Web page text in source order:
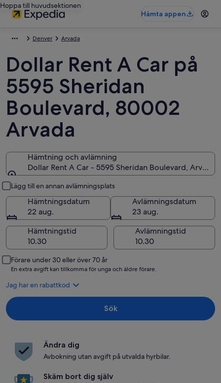
Hoppa till huvudsektionen
Hämta appen
Denver Arvada
Dollar Rent A Car på
5595 Sheridan
Boulevard, 80002
Arvada
Hämtning och avlämning
Dollar Rent A Car - 5595 Sheridan Boulevard,
Lägg till en annan avlämningsplats
Hämtningsdatum
22 aug.
Avlämningsdatum
23 aug.
Hämtningstid
Avlämningstid
Förare under 30 eller över 70 år
En extra avgift kan tillkomma för unga och äldre förare.
Jag har en rabattkod
Sök
Ändra dig
Avbokning utan avgift på utvalda hyrbilar.
Skäm bort dig själv